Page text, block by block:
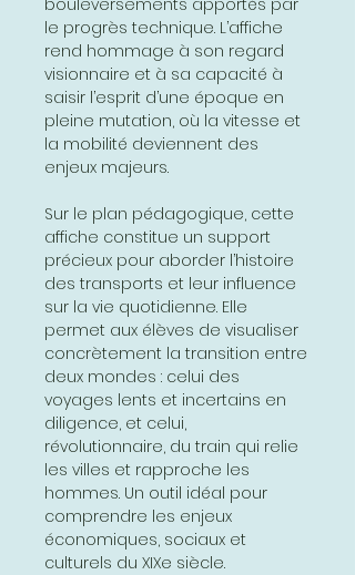
le progrès technique. L’affiche
rend hommage à son regard
visionnaire et à sa capacité à
saisir l’esprit d’une époque en
pleine mutation, où la vitesse et
la mobilité deviennent des
enjeux majeurs.
Sur le plan pédagogique, cette
affiche constitue un support
précieux pour aborder l’histoire
des transports et leur influence
sur la vie quotidienne. Elle
permet aux élèves de visualiser
concrètement la transition entre
deux mondes : celui des
voyages lents et incertains en
diligence, et celui,
révolutionnaire, du train qui relie
les villes et rapproche les
hommes. Un outil idéal pour
comprendre les enjeux
économiques, sociaux et
culturels du XIXe siècle.